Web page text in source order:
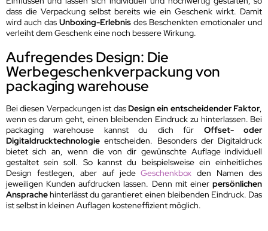
dass die Verpackung selbst bereits wie ein Geschenk wirkt. Damit
wird auch das Unboxing-Erlebnisdes Beschenkten emotionaler und
verleiht dem Geschenk eine noch bessere Wirkung.
Aufregendes Design: Die
Werbegeschenkverpackung von
packaging warehouse
Bei diesen Verpackungen ist das Design ein entscheidender Faktor,
wenn es darum geht, einen bleibenden Eindruck zu hinterlassen. Bei
packaging warehouse kannst du dich für Offset- oder
Digitaldrucktechnologieentscheiden. Besonders der Digitaldruck
bietet sich an, wenn die von dir gewünschte Auflage individuell
gestaltet sein soll. So kannst du beispielsweise ein einheitliches
Design festlegen, aber auf jedeGeschenkbox den Namen des
jeweiligen Kunden aufdrucken lassen. Denn mit einerpersönlichen
Ansprachehinterlässt du garantieret einen bleibenden Eindruck. Das
ist selbst in kleinen Auflagen kosteneffizient möglich.